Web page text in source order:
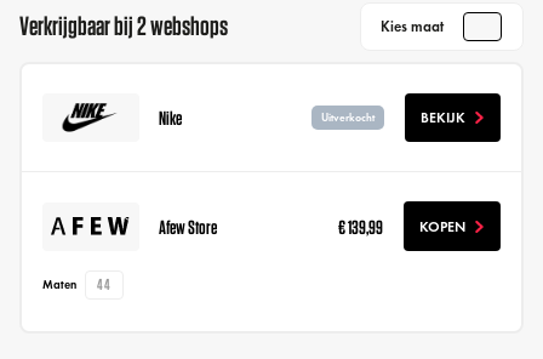
Verkrijgbaar bij 2 webshops Kies maat
Nike Uitverkocht BEKIJK
Afew Store € 139,99 KOPEN
Maten 44